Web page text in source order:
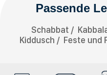
Passende
Schabbat
Kiddusch
Feste und